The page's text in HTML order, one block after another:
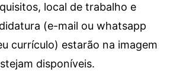
local de trabalho e
(e-mail ou whatsapp
currículo) estarão na imagem
disponíveis.